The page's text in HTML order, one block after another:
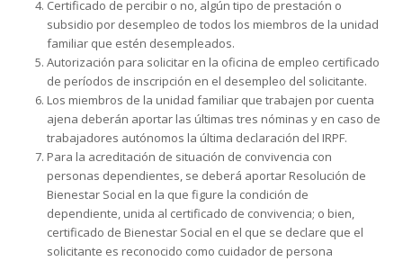
Certificado de percibir o no, algún tipo de prestación o
subsidio por desempleo de todos los miembros de la unidad
familiar que estén desempleados.
Autorización para solicitar en la oficina de empleo certificado
de períodos de inscripción en el desempleo del solicitante.
Los miembros de la unidad familiar que trabajen por cuenta
ajena deberán aportar las últimas tres nóminas y en caso de
trabajadores autónomos la última declaración del IRPF.
Para la acreditación de situación de convivencia con
personas dependientes, se deberá aportar Resolución de
Bienestar Social en la que figure la condición de
dependiente, unida al certificado de convivencia; o bien,
certificado de Bienestar Social en el que se declare que el
solicitante es reconocido como cuidador de persona